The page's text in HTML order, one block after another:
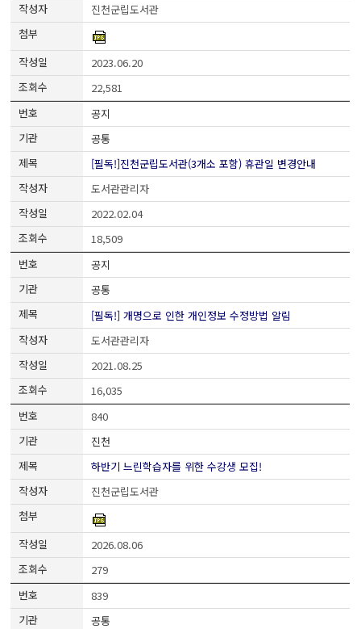
진천군립도서관
2023.06.20
22,581
공지
공통
[필독!]진천군립도서관(3개소 포함) 휴관일 변경안내
도서관관리자
2022.02.04
18,509
공지
공통
[필독!] 개명으로 인한 개인정보 수정방법 알림
도서관관리자
2021.08.25
16,035
840
진천
하반기 느린학습자를 위한 수강생 모집!
진천군립도서관
2026.08.06
279
839
공통